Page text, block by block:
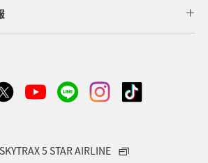
トラウト 北陸地方 福岡県
県 栃木県 マダイ
SKYTRAX 5 STAR AIRLINE